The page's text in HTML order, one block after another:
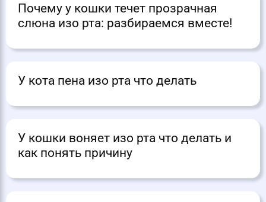
Почему у кошки течет прозрачная
слюна изо рта: разбираемся вместе!
У кота пена изо рта что делать
У кошки воняет изо рта что делать и
как понять причину